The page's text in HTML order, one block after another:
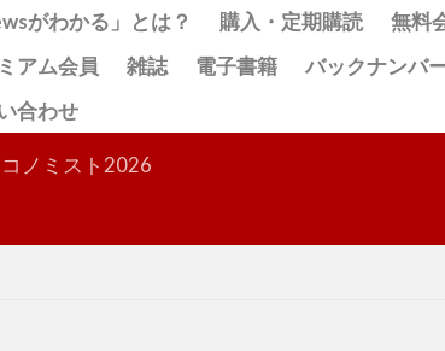
がわかる」とは？ 購入・定期購読
無料
アム会員
雑誌 電子書籍
バックナンバ
合わせ
ノミスト2026
検索